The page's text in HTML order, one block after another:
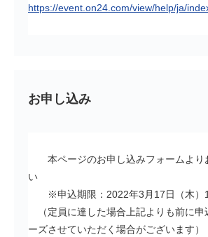
https://event.on24.com/view/help/ja/
お申し込み
本ページのお申し込みフォームより
い
※申込期限：2022年3月17日（木
（定員に達した場合上記よりも前に申
ーズさせていただく場合がございます）